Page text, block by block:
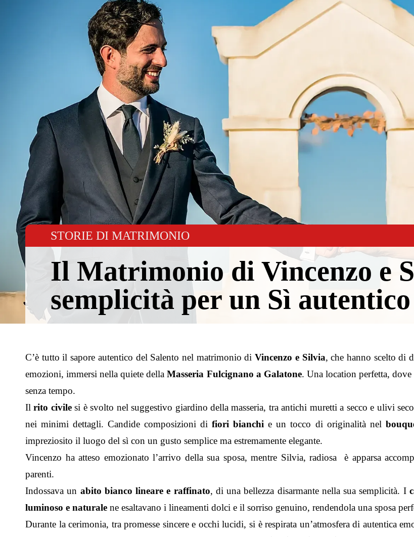
SERVIZI NOZZE LE STORIE F.A.Q.
STORIE DI MATRIMONIO
Il Matrimonio di Vincenzo e
semplicità per un Sì autentico
C’è tutto il sapore autentico del Salento nel matrimonio diVincenzo e Silvia, che hanno scelto di
emozioni, immersi nella quiete dellaMasseria Fulcignano a Galatone. Una location perfetta, dove
senza tempo.
Ilrito civilesi è svolto nel suggestivo giardino della masseria, tra antichi muretti a secco e ulivi
nei minimi dettagli. Candide composizioni difiori bianchi e un tocco di originalità nel
impreziosito il luogo del sì con un gusto semplice ma estremamente elegante.
Vincenzo ha atteso emozionato l’arrivo della sua sposa, mentre Silvia, radiosa è apparsa
parenti.
Indossava un abito bianco lineare e raffinato, di una bellezza disarmante nella sua semplicità. I
luminoso e naturale ne esaltavano i lineamenti dolci e il sorriso genuino, rendendola una sposa
Durante la cerimonia, tra promesse sincere e occhi lucidi, si è respirata un’atmosfera di autentica